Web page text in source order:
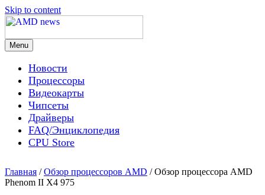
Skip to content
AMD news
Menu
Новости
Процессоры
Видеокарты
Чипсеты
Драйверы
FAQ/Энциклопедия
CPU Store
Главная /Обзор процессоров AMD / Обзор процессора AMD
Phenom II X4 975